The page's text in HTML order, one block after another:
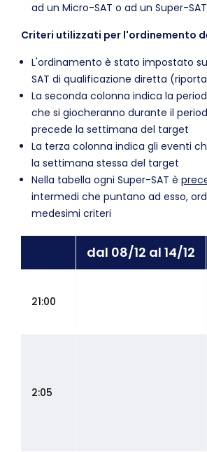
ad un Micro-SAT o ad un Super-SAT
Criteri utilizzati per l'ordinemento
L'ordinamento è stato impostato
SAT di qualificazione diretta
La seconda colonna indica la
che si giocheranno durante il
precede la settimana del target
La terza colonna indica gli eventi
la settimana stessa del target
Nella tabella ogni Super-SAT è
intermedi che puntano ad esso,
medesimi criteri
dal 08/12 al 14/12
21:00
2:05